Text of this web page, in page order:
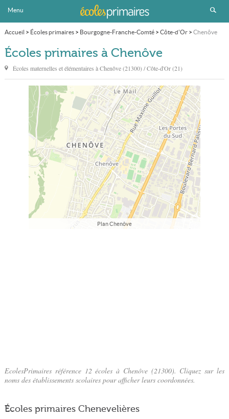
Menu
Accueil > Écoles primaires> Bourgogne-Franche-Comté> Côte-d'Or> Chenôve
Écoles primaires à Chenôve
Écoles maternelles et élémentaires àChenôve(21300) / Côte-d'Or (21)
Plan Chenôve
EcolesPrimaires référence 12 écoles à Chenôve (21300). Cliquez sur les
noms des établissements scolaires pour afficher leurs coordonnées.
Écoles primaires Chenevelières